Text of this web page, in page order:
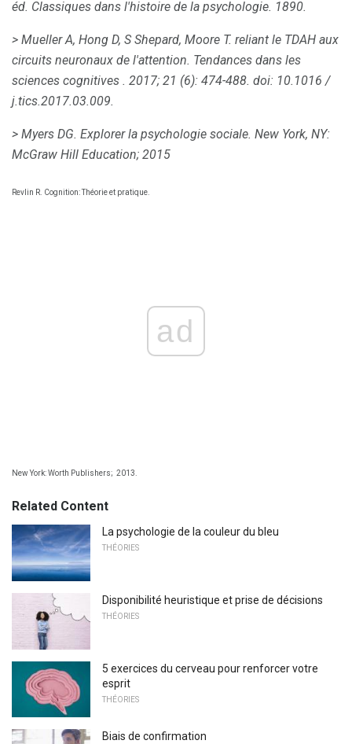
éd. Classiques dans l'histoire de la psychologie. 1890.
> Mueller A, Hong D, S Shepard, Moore T. reliant le TDAH aux
circuits neuronaux de l'attention. Tendances dans les
sciences cognitives . 2017; 21 (6): 474-488. doi: 10.1016 /
j.tics.2017.03.009.
> Myers DG. Explorer la psychologie sociale. New York, NY:
McGraw Hill Education; 2015
Revlin R. Cognition: Théorie et pratique.
ad
New York: Worth Publishers; 2013.
Related Content
La psychologie de la couleur du bleu
THÉORIES
Disponibilité heuristique et prise de décisions
THÉORIES
5 exercices du cerveau pour renforcer votre
esprit
THÉORIES
Biais de confirmation